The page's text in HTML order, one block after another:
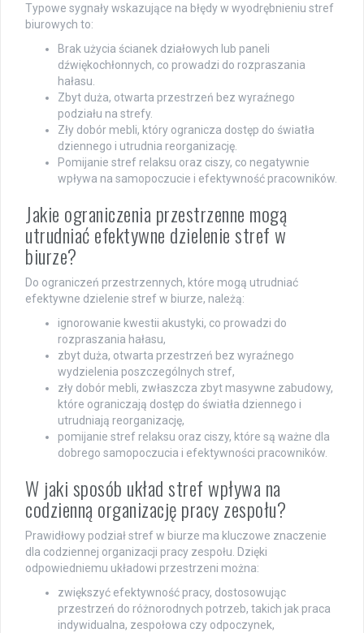
Typowe sygnały wskazujące na błędy w wyodrębnieniu stref
biurowych to:
Brak użycia ścianek działowych lub paneli
dźwiękochłonnych, co prowadzi do rozpraszania
hałasu.
Zbyt duża, otwarta przestrzeń bez wyraźnego
podziału na strefy.
Zły dobór mebli, który ogranicza dostęp do światła
dziennego i utrudnia reorganizację.
Pomijanie stref relaksu oraz ciszy, co negatywnie
wpływa na samopoczucie i efektywność pracowników.
Jakie ograniczenia przestrzenne mogą
utrudniać efektywne dzielenie stref w
biurze?
Do ograniczeń przestrzennych, które mogą utrudniać
efektywne dzielenie stref w biurze, należą:
ignorowanie kwestii akustyki, co prowadzi do
rozpraszania hałasu,
zbyt duża, otwarta przestrzeń bez wyraźnego
wydzielenia poszczególnych stref,
zły dobór mebli, zwłaszcza zbyt masywne zabudowy,
które ograniczają dostęp do światła dziennego i
utrudniają reorganizację,
pomijanie stref relaksu oraz ciszy, które są ważne dla
dobrego samopoczucia i efektywności pracowników.
W jaki sposób układ stref wpływa na
codzienną organizację pracy zespołu?
Prawidłowy podział stref w biurze ma kluczowe znaczenie
dla codziennej organizacji pracy zespołu. Dzięki
odpowiedniemu układowi przestrzeni można:
zwiększyć efektywność pracy, dostosowując
przestrzeń do różnorodnych potrzeb, takich jak praca
indywidualna, zespołowa czy odpoczynek,